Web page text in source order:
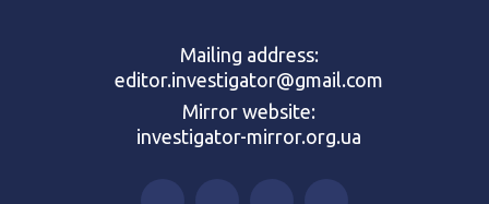
Mailing address:
editor.investigator@gmail.com
Mirror website:
investigator-mirror.org.ua